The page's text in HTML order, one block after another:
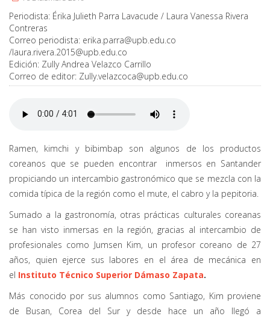
Periodista: Érika Julieth Parra Lavacude / Laura Vanessa Rivera
Contreras
Correo periodista: erika.parra@upb.edu.co
/laura.rivera.2015@upb.edu.co
Edición: Zully Andrea Velazco Carrillo
Correo de editor: Zully.velazcoca@upb.edu.co
Ramen, kimchi y bibimbap son algunos de los productos
coreanos que se pueden encontrar inmersos en Santander
propiciando un intercambio gastronómico que se mezcla con la
comida típica de la región como el mute, el cabro y la pepitoria.
Sumado a la gastronomía, otras prácticas culturales coreanas
se han visto inmersas en la región, gracias al intercambio de
profesionales como Jumsen Kim, un profesor coreano de 27
años, quien ejerce sus labores en el área de mecánica en
el Instituto Técnico Superior Dámaso Zapata.
Más conocido por sus alumnos como Santiago, Kim proviene
de Busan, Corea del Sur y desde hace un año llegó a